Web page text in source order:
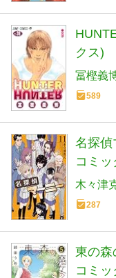
クス)
冨樫義
589
名探偵
コミッ
木々津
287
東の森
コミッ